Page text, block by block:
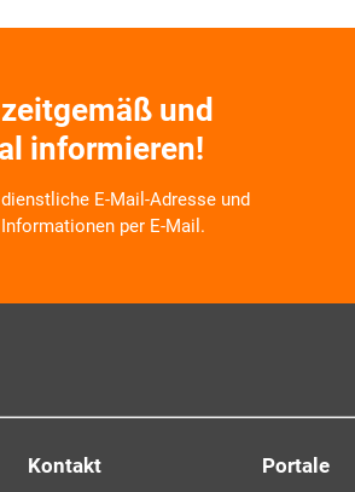
und
informieren!
E-Mail-Adresse und
per E-Mail.
allen Produktbereichen des AKDB
ressourcenschonend, eben ganz
wir Ihre Einwilligung, die Sie
Kontakt Portale